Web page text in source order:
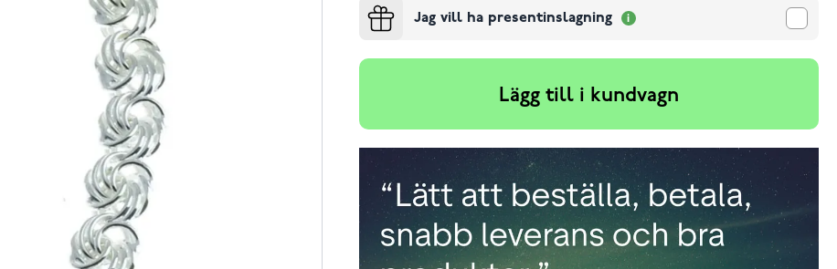
Jag vill ha presentinslagning
Lägg till i kundvagn